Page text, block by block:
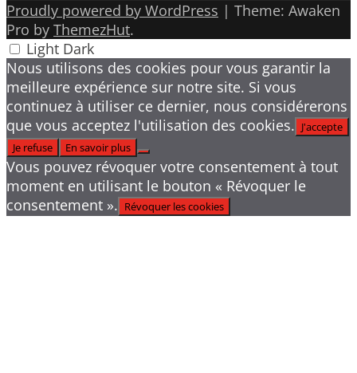
Proudly powered by WordPress | Theme: Awaken
Pro by ThemezHut.
Light Dark
Nous utilisons des cookies pour vous garantir la
meilleure expérience sur notre site. Si vous
continuez à utiliser ce dernier, nous considérerons
que vous acceptez l'utilisation des cookies. J'accepte
Je refuse
En savoir plus
Vous pouvez révoquer votre consentement à tout
moment en utilisant le bouton « Révoquer le
consentement ». Révoquer les cookies